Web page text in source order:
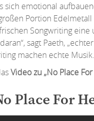
emotional
Portion
Songwriting
sagt Paeth,
machen echte
Video zu „No Place
Place For